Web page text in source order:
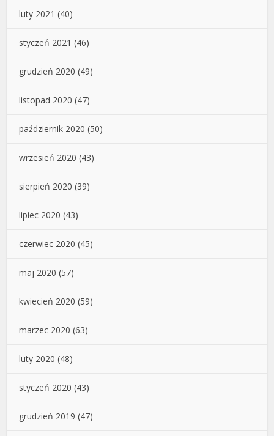
luty 2021 (40)
styczeń 2021 (46)
grudzień 2020 (49)
listopad 2020 (47)
październik 2020 (50)
wrzesień 2020 (43)
sierpień 2020 (39)
lipiec 2020 (43)
czerwiec 2020 (45)
maj 2020 (57)
kwiecień 2020 (59)
marzec 2020 (63)
luty 2020 (48)
styczeń 2020 (43)
grudzień 2019 (47)